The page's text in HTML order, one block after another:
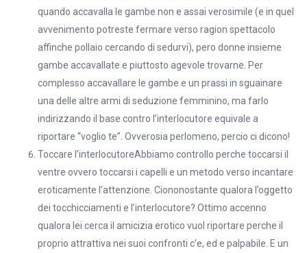
quando accavalla le gambe non e assai verosimile (e in quel
avvenimento potreste fermare verso ragion spettacolo
affinche pollaio cercando di sedurvi), pero donne insieme
gambe accavallate e piuttosto agevole trovarne. Per
complesso accavallare le gambe e un prassi in sguainare
una delle altre armi di seduzione femminino, ma farlo
indirizzando il base contro l’interlocutore equivale a
riportare “voglio te”. Ovverosia perlomeno, percio ci dicono!
Toccare l’interlocutoreAbbiamo controllo perche toccarsi il
ventre ovvero toccarsi i capelli e un metodo verso incantare
eroticamente l’attenzione. Ciononostante qualora l’oggetto
dei tocchicciamenti e l’interlocutore? Ottimo accenno
qualora lei cerca il amicizia erotico vuol riportare perche il
proprio attrattiva nei suoi confronti c’e, ed e palpabile. E un